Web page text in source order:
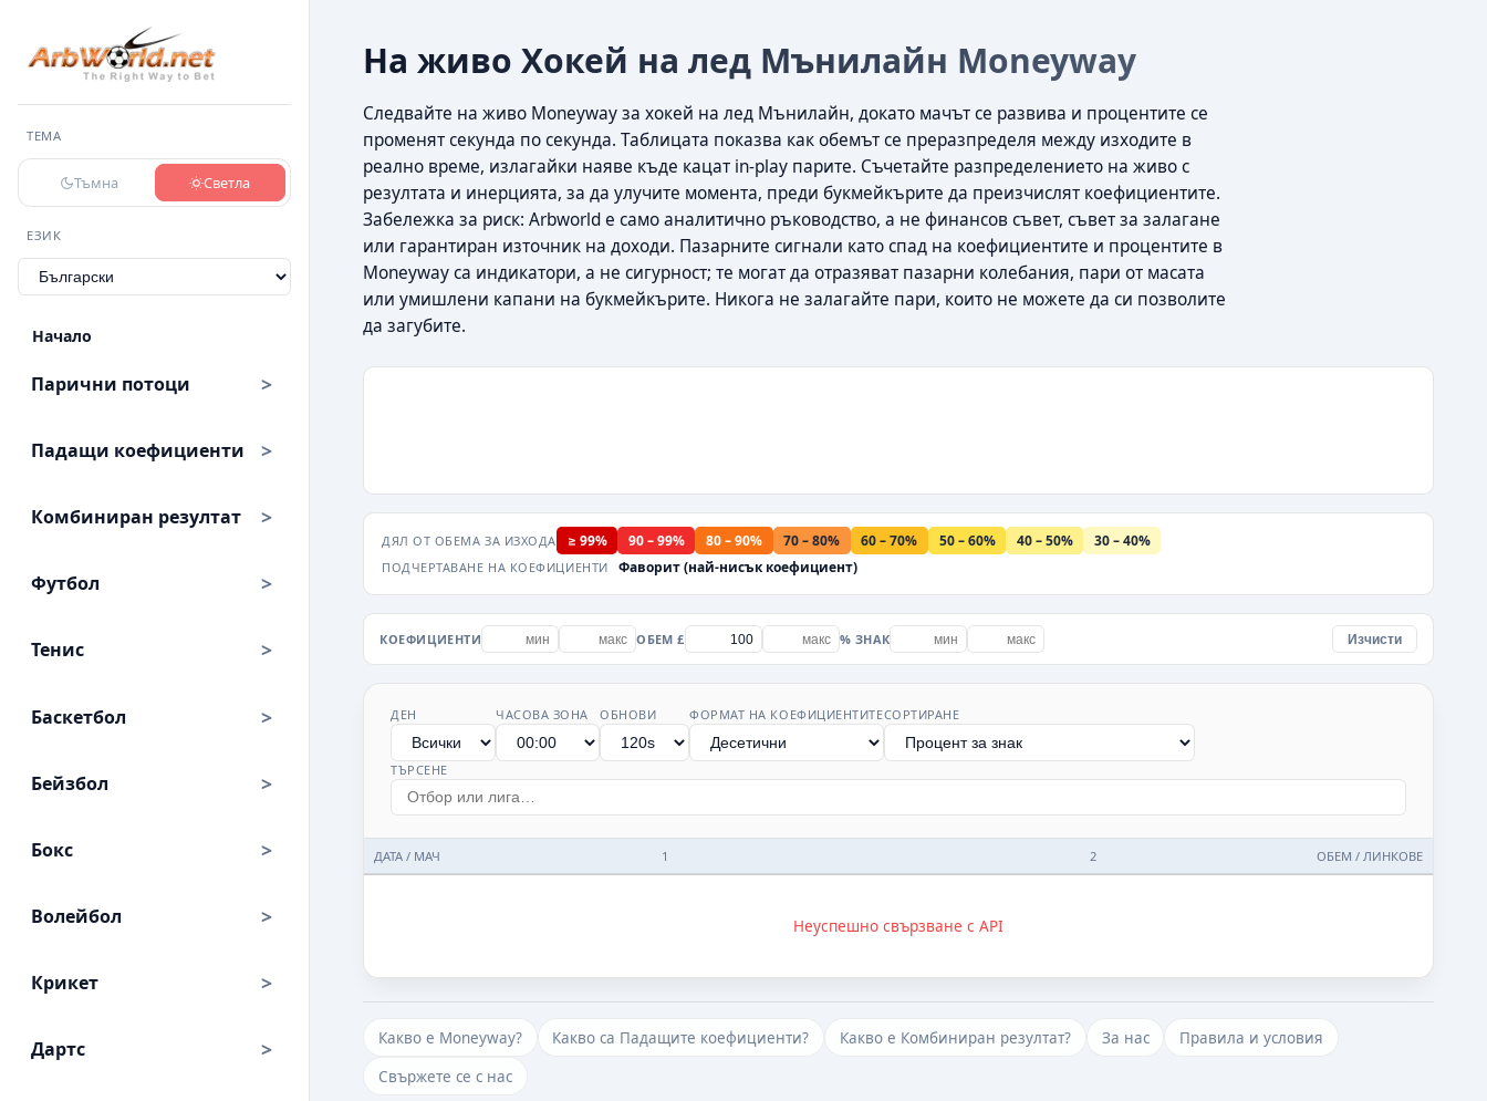
ТЕМА
Тъмна Светла
ЕЗИК
Начало
Парични потоци
Падащи коефициенти
Комбиниран резултат
Футбол
Тенис
Баскетбол
Бейзбол
Бокс
Волейбол
Крикет
Дартс
На живо Хокей на лед Мънилайн Moneyway
Следвайте на живо Moneyway за хокей на лед Мънилайн, докато мачът се развива и процентите се
променят секунда по секунда. Таблицата показва как обемът се преразпределя между изходите в
реално време, излагайки наяве къде кацат in-play парите. Съчетайте разпределението на живо с
резултата и инерцията, за да улучите момента, преди букмейкърите да преизчислят коефициентите.
Забележка за риск: Arbworld е само аналитично ръководство, а не финансов съвет, съвет за залагане
или гарантиран източник на доходи. Пазарните сигнали като спад на коефициентите и процентите в
Moneyway са индикатори, а не сигурност; те могат да отразяват пазарни колебания, пари от масата
или умишлени капани на букмейкърите. Никога не залагайте пари, които не можете да си позволите
да загубите.
ДЯЛ ОТ ОБЕМА ЗА ИЗХОДА ≥ 99% 90 – 99% 80 – 90% 70 – 80% 60 – 70% 50 – 60% 40 – 50% 30 – 40%
ПОДЧЕРТАВАНЕ НА КОЕФИЦИЕНТИ Фаворит (най-нисък коефициент)
КОЕФИЦИЕНТИ ОБЕМ £ % ЗНАК Изчисти
ДЕН ЧАСОВА ЗОНА ОБНОВИ ФОРМАТ НА КОЕФИЦИЕНТИТЕСОРТИРАНЕ
ТЪРСЕНЕ
ДАТА / МАЧ 1 2 ОБЕМ / ЛИНКОВЕ
Неуспешно свързване с API
Какво е Moneyway? Какво са Падащите коефициенти? Какво е Комбиниран резултат? За нас
Правила и условия
Свържете се с нас